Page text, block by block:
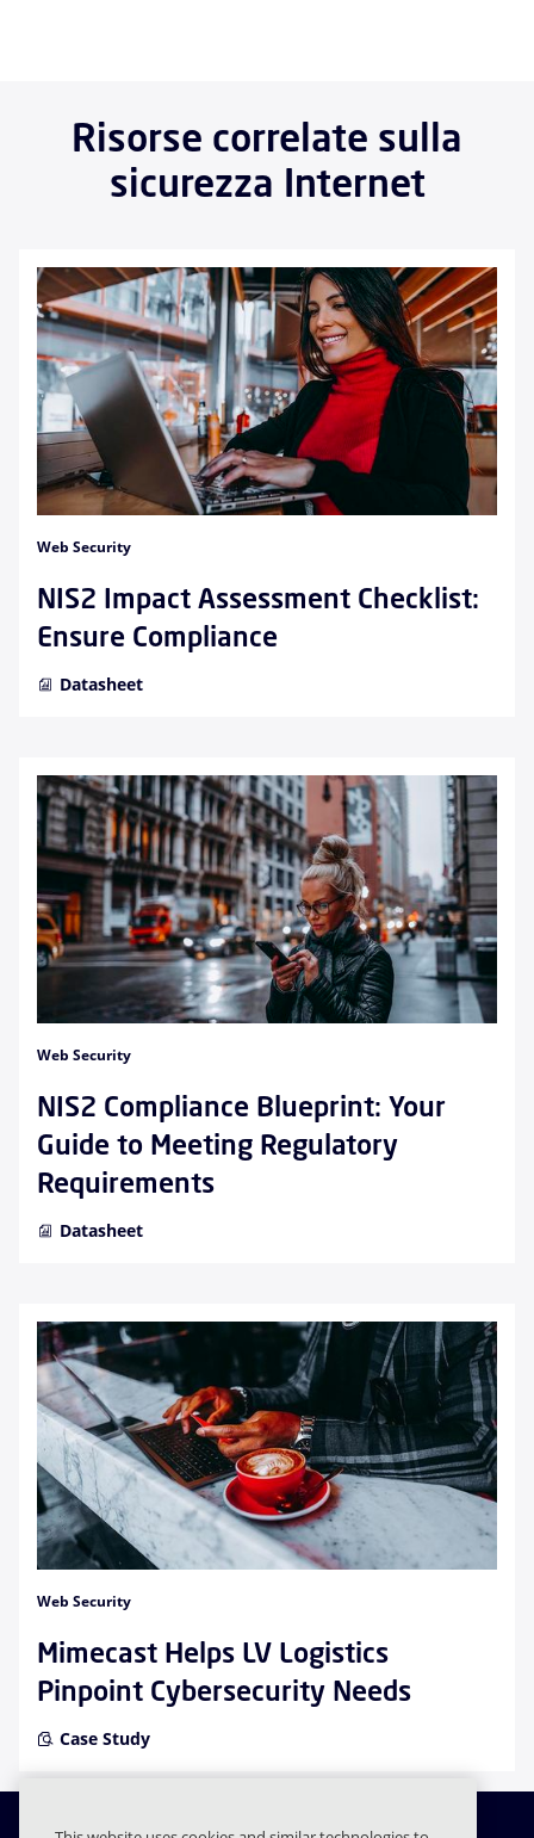
Risorse correlate sulla
sicurezza Internet
Web Security
NIS2 Impact Assessment Checklist:
Ensure Compliance
Datasheet
Web Security
NIS2 Compliance Blueprint: Your
Guide to Meeting Regulatory
Requirements
Datasheet
Web Security
Mimecast Helps LV Logistics
Pinpoint Cybersecurity Needs
Case Study